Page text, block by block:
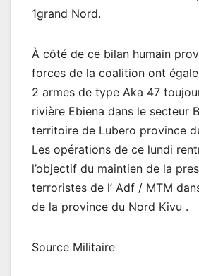
1grand Nord.
À côté de ce bilan humain
forces de la coalition ont
2 armes de type Aka 47
rivière Ebiena dans le secteur
territoire de Lubero province
Les opérations de ce lundi
l’objectif du maintien de la
terroristes de l’ Adf / MTM
de la province du Nord Kivu .
Source Militaire